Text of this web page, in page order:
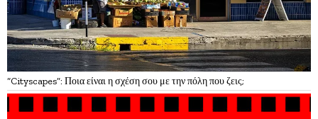
“Cityscapes”: Ποια είναι η σχέση σου με την πόλη που ζεις;